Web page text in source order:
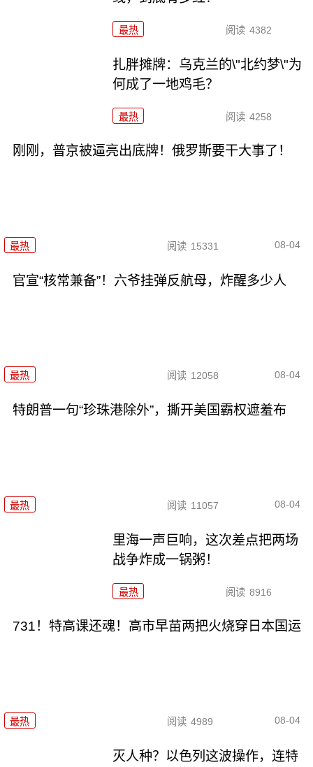
最热 阅读 4382
扎胖摊牌：乌克兰的\"北约梦\"为
何成了一地鸡毛？
最热 阅读 4258
刚刚，普京被逼亮出底牌！俄罗斯要干大事了！
最热 阅读 15331 08-04
官宣“核常兼备”！六爷挂弹反航母，炸醒多少人
最热 阅读 12058 08-04
特朗普一句“珍珠港除外”，撕开美国霸权遮羞布
最热 阅读 11057 08-04
里海一声巨响，这次差点把两场
战争炸成一锅粥！
最热 阅读 8916
731！特高课还魂！高市早苗两把火烧穿日本国运
最热 阅读 4989 08-04
灭人种？以色列这波操作，连特